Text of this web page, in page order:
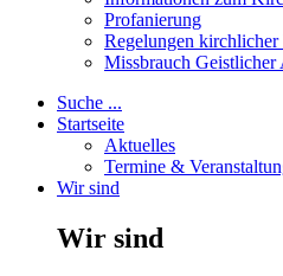
Profanierung
Regelungen kirchlicher
Missbrauch Geistlicher
Suche ...
Startseite
Aktuelles
Termine &
Wir sind
Wir sind